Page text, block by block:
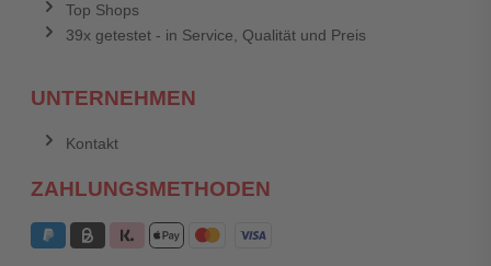
Top Shops
39x getestet - in Service, Qualität und Preis
UNTERNEHMEN
Kontakt
ZAHLUNGSMETHODEN